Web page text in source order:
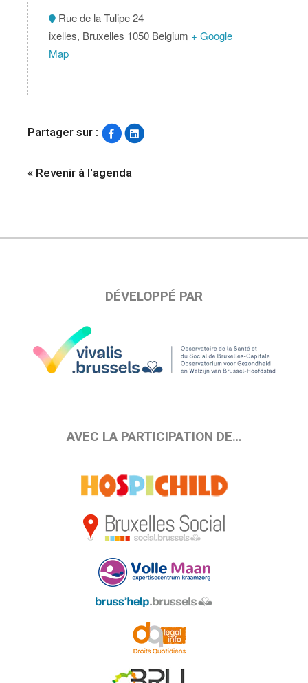
Rue de la Tulipe 24
ixelles, Bruxelles 1050 Belgium + Google
Map
Partager sur :
« Revenir à l'agenda
DÉVELOPPÉ PAR
AVEC LA PARTICIPATION DE…